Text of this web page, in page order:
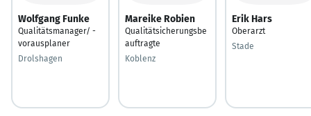
Wolfgang Funke
Qualitätsmanager/ -
vorausplaner
Drolshagen
Mareike Robien
Qualitätsicherungsbe
auftragte
Koblenz
Erik Hars
Oberarzt
Stade